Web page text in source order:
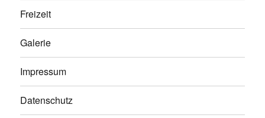
Freizeit
Galerie
Impressum
Datenschutz